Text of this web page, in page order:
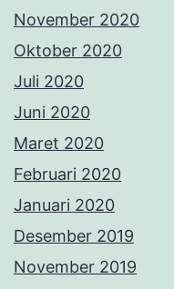
November 2020
Oktober 2020
Juli 2020
Juni 2020
Maret 2020
Februari 2020
Januari 2020
Desember 2019
November 2019